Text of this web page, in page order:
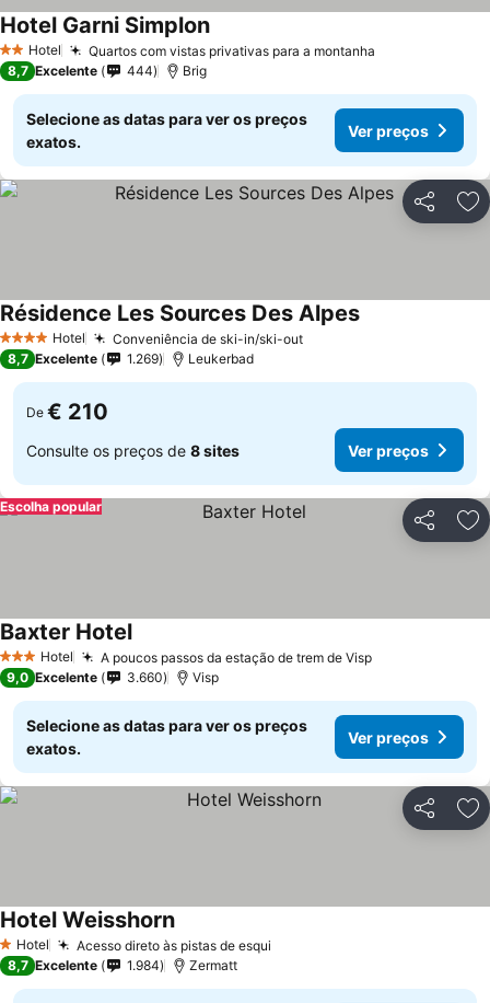
2 Estrelas
Hotel Quartos com vistas privativas para a montanha
Hotel Garni Simplon
8,7 Excelente 444 Brig
Selecione as datas para ver os preços
exatos.
Ver preços
Partilhar
4 EstrelasHotel Conveniência de ski-in/ski-out
Résidence Les Sources Des Alpes
8,7 Excelente 1.269 Leukerbad
De € 210
Consulte os preços de 8 sites Ver preços
Partilhar
Escolha popular
3 EstrelasHotel A poucos passos da estação de trem de Visp
Baxter Hotel
9,0 Excelente 3.660 Visp
Selecione as datas para ver os preços
exatos.
Ver preços
Partilhar
1 Estrelas
Hotel Acesso direto às pistas de esqui
Hotel Weisshorn
8,7 Excelente 1.984 Zermatt